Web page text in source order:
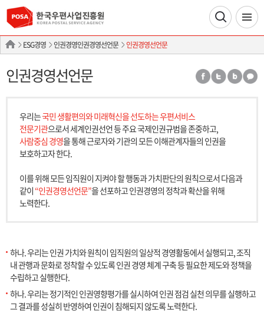
ESG경영 인권경영인권경영선언문 인권경영선언문
인권경영선언문
우리는국민 생활편의와 미래혁신을 선도하는 우편서비스
전문기관으로서 세계인권선언 등 주요 국제인권규범을 존중하고,
사람중심 경영을 통해 근로자와 기관의 모든 이해관계자들의 인권을
보호하고자 한다.
이를 위해 모든 임직원이 지켜야 할 행동과 가치판단의 원칙으로서 다음과
같이 “인권경영선언문”을 선포하고 인권경영의 정착과 확산을 위해
노력한다.
하나. 우리는 인권 가치와 원칙이 임직원의 일상적 경영활동에서 실행되고, 조직
내 관행과 문화로 정착할 수 있도록 인권 경영 체계 구축 등 필요한 제도와 정책을
수립하고 실행한다.
하나. 우리는 정기적인 인권영향평가를 실시하여 인권 점검 실천 의무를 실행하고
그 결과를 성실히 반영하여 인권이 침해되지 않도록 노력한다.